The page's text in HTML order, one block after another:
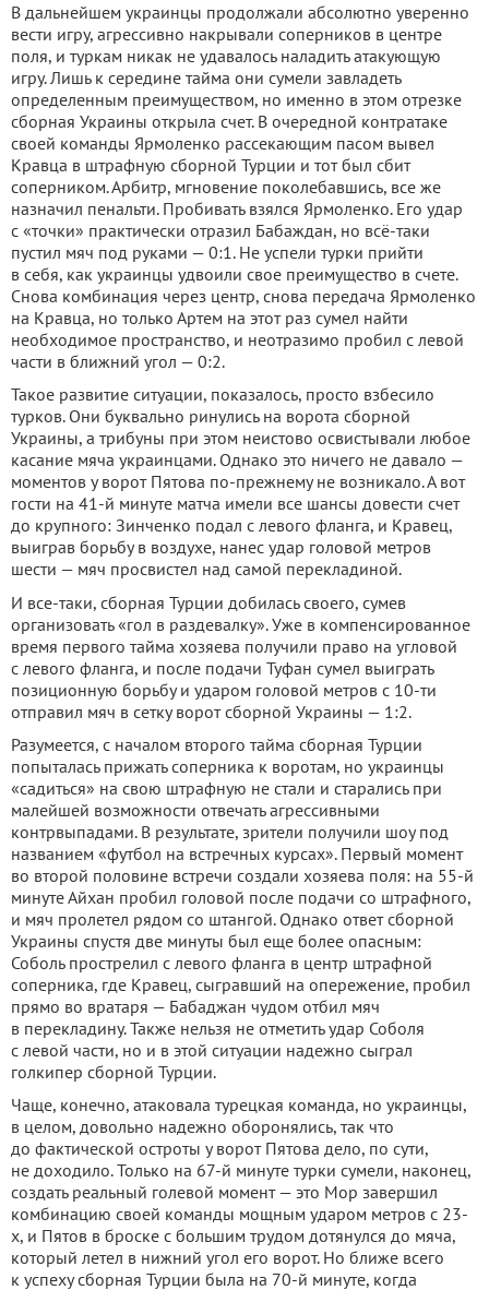
В дальнейшем украинцы продолжали абсолютно уверенно
вести игру, агрессивно накрывали соперников в центре
поля, и туркам никак не удавалось наладить атакующую
игру. Лишь к середине тайма они сумели завладеть
определенным преимуществом, но именно в этом отрезке
сборная Украины открыла счет. В очередной контратаке
своей команды Ярмоленко рассекающим пасом вывел
Кравца в штрафную сборной Турции и тот был сбит
соперником. Арбитр, мгновение поколебавшись, все же
назначил пенальти. Пробивать взялся Ярмоленко. Его удар
с «точки» практически отразил Бабаждан, но всё-таки
пустил мяч под руками — 0:1. Не успели турки прийти
в себя, как украинцы удвоили свое преимущество в счете.
Снова комбинация через центр, снова передача Ярмоленко
на Кравца, но только Артем на этот раз сумел найти
необходимое пространство, и неотразимо пробил с левой
части в ближний угол — 0:2.
Такое развитие ситуации, показалось, просто взбесило
турков. Они буквально ринулись на ворота сборной
Украины, а трибуны при этом неистово освистывали любое
касание мяча украинцами. Однако это ничего не давало —
моментов у ворот Пятова по-прежнему не возникало. А вот
гости на 41-й минуте матча имели все шансы довести счет
до крупного: Зинченко подал с левого фланга, и Кравец,
выиграв борьбу в воздухе, нанес удар головой метров
шести — мяч просвистел над самой перекладиной.
И все-таки, сборная Турции добилась своего, сумев
организовать «гол в раздевалку». Уже в компенсированное
время первого тайма хозяева получили право на угловой
с левого фланга, и после подачи Туфан сумел выиграть
позиционную борьбу и ударом головой метров с 10-ти
отправил мяч в сетку ворот сборной Украины — 1:2.
Разумеется, с началом второго тайма сборная Турции
попыталась прижать соперника к воротам, но украинцы
«садиться» на свою штрафную не стали и старались при
малейшей возможности отвечать агрессивными
контрвыпадами. В результате, зрители получили шоу под
названием «футбол на встречных курсах». Первый момент
во второй половине встречи создали хозяева поля: на 55-й
минуте Айхан пробил головой после подачи со штрафного,
и мяч пролетел рядом со штангой. Однако ответ сборной
Украины спустя две минуты был еще более опасным:
Соболь прострелил с левого фланга в центр штрафной
соперника, где Кравец, сыгравший на опережение, пробил
прямо во вратаря — Бабаджан чудом отбил мяч
в перекладину. Также нельзя не отметить удар Соболя
с левой части, но и в этой ситуации надежно сыграл
голкипер сборной Турции.
Чаще, конечно, атаковала турецкая команда, но украинцы,
в целом, довольно надежно оборонялись, так что
до фактической остроты у ворот Пятова дело, по сути,
не доходило. Только на 67-й минуте турки сумели, наконец,
создать реальный голевой момент — это Мор завершил
комбинацию своей команды мощным ударом метров с 23-
х, и Пятов в броске с большим трудом дотянулся до мяча,
который летел в нижний угол его ворот. Но ближе всего
к успеху сборная Турции была на 70-й минуте, когда